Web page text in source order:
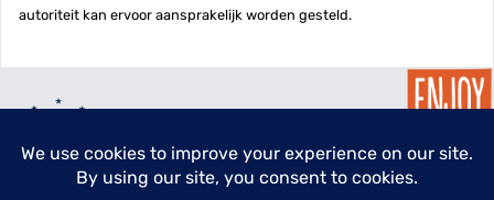
autoriteit kan ervoor aansprakelijk worden gesteld.